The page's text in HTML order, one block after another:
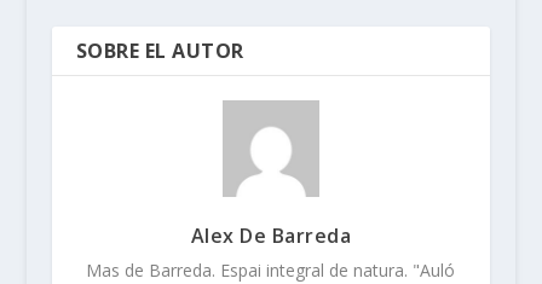
SOBRE EL AUTOR
Alex De Barreda
Mas de Barreda. Espai integral de natura. "Auló